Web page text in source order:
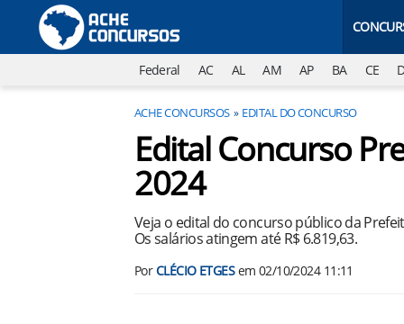
Federal AC AL AM AP BA CE
ACHE CONCURSOS EDITAL DO CONCURSO
Edital Concurso
2024
Veja o edital do concurso público da
Os salários atingem até R$ 6.819,63.
PorCLÉCIO ETGESem 02/10/2024 11:11